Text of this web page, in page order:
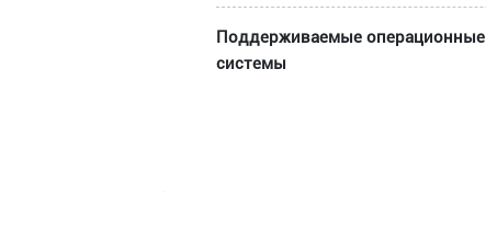
Поддерживаемые операционные
системы